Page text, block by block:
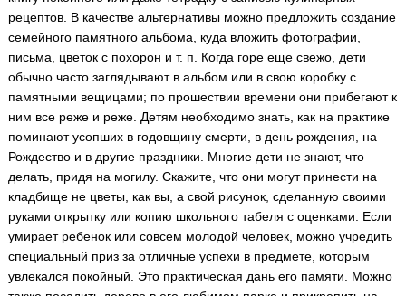
рецептов. В качестве альтернативы можно предложить создание
семейного памятного альбома, куда вложить фотографии,
письма, цветок с похорон и т. п. Когда горе еще свежо, дети
обычно часто заглядывают в альбом или в свою коробку с
памятными вещицами; по прошествии времени они прибегают к
ним все реже и реже. Детям необходимо знать, как на практике
поминают усопших в годовщину смерти, в день рождения, на
Рождество и в другие праздники. Многие дети не знают, что
делать, придя на могилу. Скажите, что они могут принести на
кладбище не цветы, как вы, а свой рисунок, сделанную своими
руками открытку или копию школьного табеля с оценками. Если
умирает ребенок или совсем молодой человек, можно учредить
специальный приз за отличные успехи в предмете, которым
увлекался покойный. Это практическая дань его памяти. Можно